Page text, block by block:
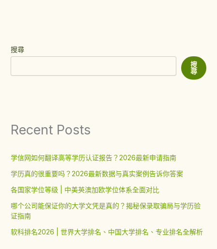
搜尋
搜
尋
Recent Posts
学信网如何翻译高等学历认证报告？2026最新申请指南
学历真的很重要吗？2026最新数据与真实案例告诉你答案
各国家学位等级 | 中美英澳加欧学位体系全面对比
哪个公司能保证你的大学文凭是真的？揭秘保录取骗局与学历验
证指南
软科排名2026 | 世界大学排名、中国大学排名、专业排名全解析